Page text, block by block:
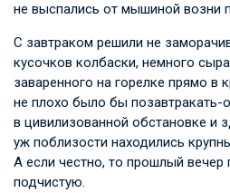
не выспались от мышиной возни
С завтраком решили не
кусочков колбаски, немного
заваренного на горелке прямо в
не плохо было бы позавтракать-
в цивилизованной обстановке и
уж поблизости находились
А если честно, то прошлый вечер
подчистую.